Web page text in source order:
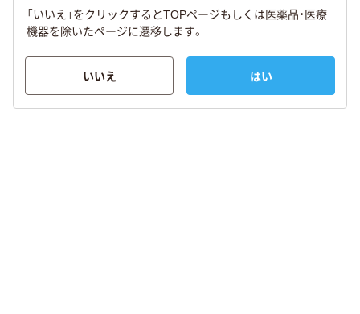
「いいえ」をクリックするとTOPページもしくは医薬品・医療
機器を除いたページに遷移します。
いいえ はい